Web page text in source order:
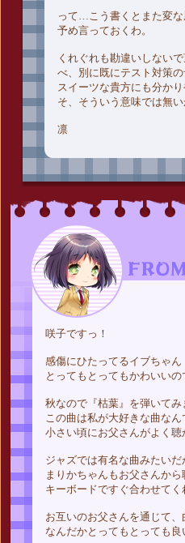
って…こう書くとまた変
予め言っておくわ。
くれぐれも勘違いしないで
べ、別に既にテスト対策
スイーツな貴方にも分か
そ、そういう意味では無
凛
咲子ですっ！
感傷にひたってるイブちゃん
とってもとってもかわいいの
秋なので『枯葉』を弾いてみ
この曲は私が大好きな曲なん
小さい頃にお父さんがよく聴
ジャズでは有名な曲みたいだ
まりかちゃんもお父さんか
キーボードですぐ合わせてく
お互いのお父さんを通じて
なんだかとってもとっても